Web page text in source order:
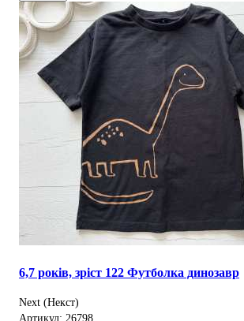
6,7 років, зріст 122 Футболка динозавр
Next (Некст)
Артикул: 26798